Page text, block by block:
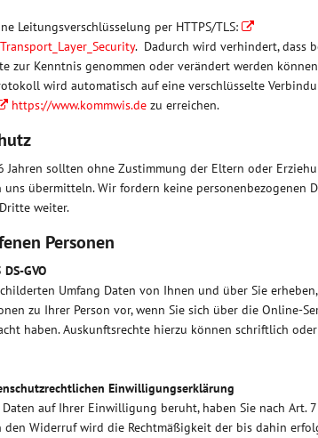
Leitungsverschlüsselung per HTTPS/TLS:
. Dadurch wird verhindert, dass
zur Kenntnis genommen oder verändert werden
wird automatisch auf eine verschlüsselte
https://www.kommwis.dezu erreichen.
Jahren sollten ohne Zustimmung der Eltern oder
uns übermitteln. Wir fordern keine personenbezogenen
weiter.
Personen
GVO
Umfang Daten von Ihnen und über Sie
zu Ihrer Person vor, wenn Sie sich über die Online-
haben. Auskunftsrechte hierzu können schriftlich
Einwilligungserklärung
auf Ihrer Einwilligung beruht, haben Sie nach Art. 7
den Widerruf wird die Rechtmäßigkeit der bis dahin